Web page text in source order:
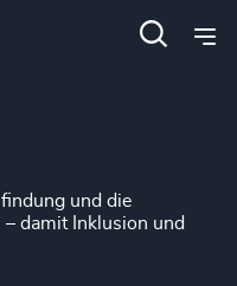
und Diversität
und die
damit Inklusion und